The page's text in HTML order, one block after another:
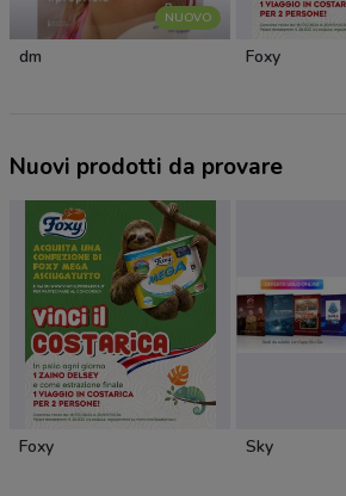
NUOVO
dm Foxy
Nuovi prodotti da provare
Foxy Sky